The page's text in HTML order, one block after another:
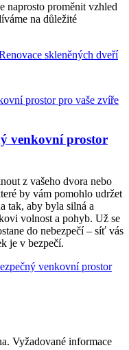
naprosto proměnit vzhled
na důležité
skleněných dveří
venkovní prostor
z vašeho dvora nebo
by vám pomohlo udržet
tak, aby byla silná a
volnost a pohyb. Už se
do nebezpečí – síť vás
je v bezpečí.
venkovní prostor
Vyžadované informace